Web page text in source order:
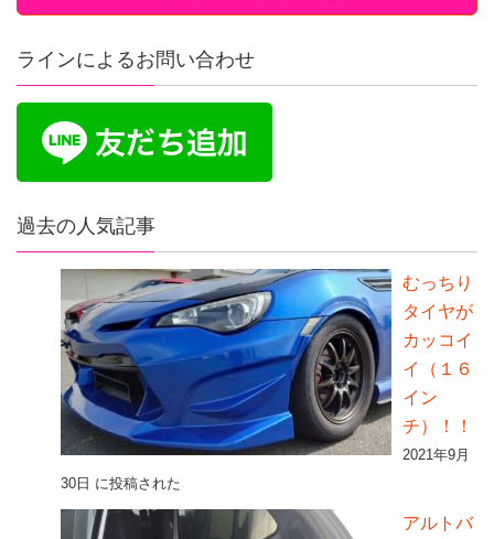
ラインによるお問い合わせ
過去の人気記事
むっちり
タイヤが
カッコイ
イ（１６
イン
チ）！！
2021年9月
30日 に投稿された
アルトバ